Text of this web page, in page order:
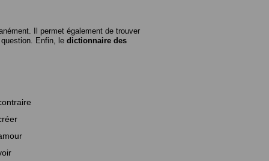
Il permet également de trouver
Enfin, le dictionnaire des